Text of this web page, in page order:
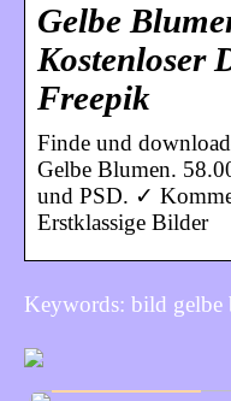
Gelbe
Kostenloser
Freepik
Finde und
Gelbe Blumen.
und PSD. ✓
Erstklassige Bilder
Keywords: bild gelbe